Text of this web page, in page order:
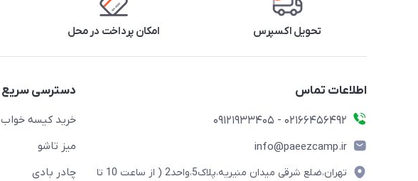
تحویل اکسپرس امکان پرداخت در محل
اطلاعات تماس
02166456492 - 09121933405
info@paeezcamp.ir
تهران،ضلع شرقی میدان منیریه،پلاک5،واحد2 ( از ساعت 10 تا
دسترسی سریع
خرید کیسه خواب
میز تاشو
چادر بادی